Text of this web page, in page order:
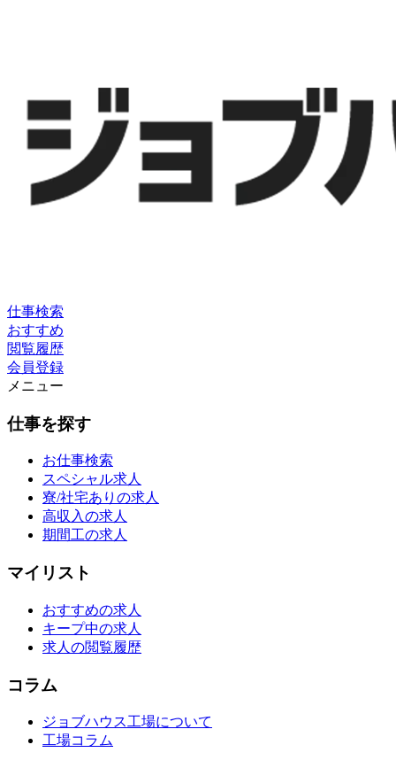
仕事検索
おすすめ
閲覧履歴
会員登録
メニュー
仕事を探す
お仕事検索
スペシャル求人
寮/社宅ありの求人
高収入の求人
期間工の求人
マイリスト
おすすめの求人
キープ中の求人
求人の閲覧履歴
コラム
ジョブハウス工場について
工場コラム